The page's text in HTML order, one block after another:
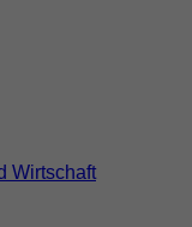
Wirtschaft